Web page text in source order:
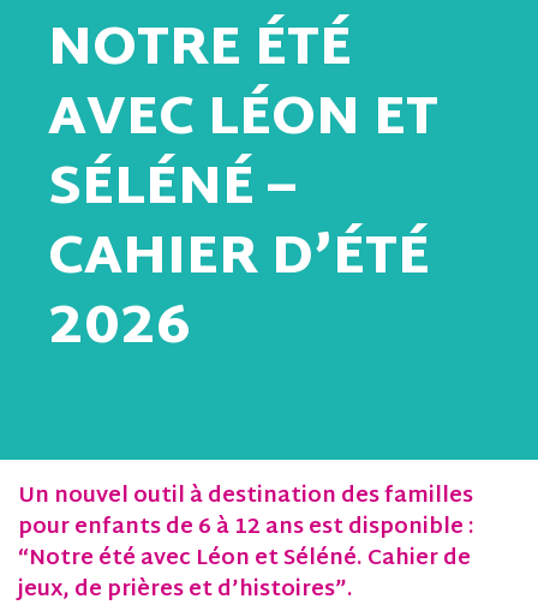
NOTRE ÉTÉ
AVEC LÉON ET
SÉLÉNÉ –
CAHIER D’ÉTÉ
2026
Un nouvel outil à destination des familles
pour enfants de 6 à 12 ans est disponible :
“Notre été avec Léon et Séléné. Cahier de
jeux, de prières et d’histoires”.